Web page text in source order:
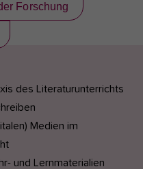
Forschung
des Literaturunterrichts
Medien im
und Lernmaterialien